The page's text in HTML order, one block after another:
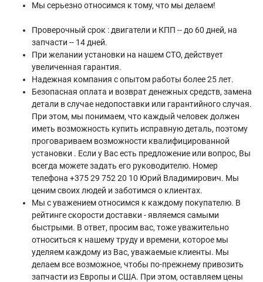
Мы серьезно относимся к тому, что мы делаем!
Проверочный срок : двигатели и КПП -- до 60 дней, на
запчасти -- 14 дней.
При желании установки на нашем СТО, действует
увеличенная гарантия.
Надежная компания с опытом работы более 25 лет.
Безопасная оплата и возврат денежных средств, замена
детали в случае недопоставки или гарантийного случая.
При этом, мы понимаем, что каждый человек должен
иметь возможность купить исправную деталь, поэтому
проговариваем возможности квалифицированной
установки . Если у Вас есть предложение или вопрос, Вы
всегда можете задать его руководителю. Номер
телефона +375 29 752 20 10 Юрий Владимирович. Мы
ценим своих людей и заботимся о клиентах.
Мы с уважением относимся к каждому покупателю. В
рейтинге скорости доставки - являемся самыми
быстрыми. В ответ, просим вас, тоже уважительно
относиться к нашему труду и времени, которое мы
уделяем каждому из Вас, уважаемые клиенты. Мы
делаем все возможное, чтобы по-прежнему привозить
запчасти из Европы и США. При этом, оставляем цены